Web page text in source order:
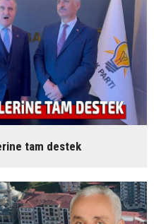
tam destek